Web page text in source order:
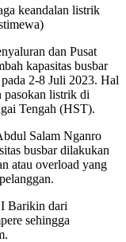
keandalan listrik
dan Pusat
kapasitas busbar
2-8 Juli 2023. Hal
pasokan listrik di
Tengah (HST).
Salam Nganro
busbar dilakukan
atau overload yang
Barikin dari
sehingga